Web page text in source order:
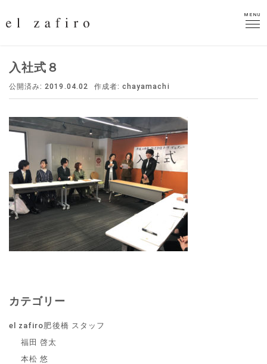
MENU
MENU
入社式８
公開済み: 2019.04.02 作成者:chayamachi
カテゴリー
el zafiro肥後橋 スタッフ
福田 啓太
本松 悠